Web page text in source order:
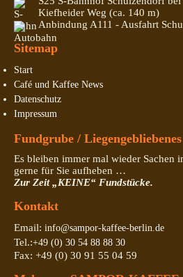
Kiefheider Weg (ca. 140 m)
Anbindung A111 - Ausfahrt
Sitemap
Start
Café und Kaffee News
Datenschutz
Impressum
Fundgrube / Liegengebliebenes
Es bleiben immer mal wieder Sachen
gerne für Sie aufheben …
Zur Zeit „KEINE“ Fundstücke.
Kontakt
Email: info@sampor-kaffee-berlin.de
Tel.:+49 (0) 30 54 88 88 30
Fax: +49 (0) 30 91 55 04 59